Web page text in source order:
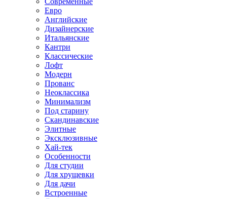
Евро
Английские
Дизайнерские
Итальянские
Кантри
Классические
Лофт
Модерн
Прованс
Неоклассика
Минимализм
Под старину
Скандинавские
Элитные
Эксклюзивные
Хай-тек
Особенности
Для студии
Для хрущевки
Для дачи
Встроенные